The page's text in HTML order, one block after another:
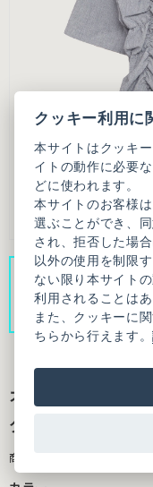
オーガニックコ
グ ブラウス
商品番号：
クッキー利用に
本サイトはクッキ
イトの動作に必要
どに使われます。
本サイトのお客様
選ぶことができ、
され、拒否した場
以外の使用を制限
ない限り本サイト
利用されることはあ
また、クッキーに
ちらから行えます。